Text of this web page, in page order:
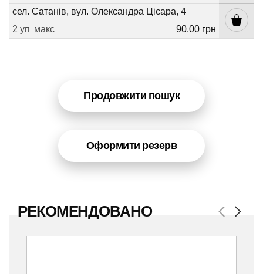
сел. Сатанів, вул. Олександра Цісара, 4
2 уп макс 90.00 грн
Продовжити пошук
Оформити резерв
РЕКОМЕНДОВАНО Previous
Next